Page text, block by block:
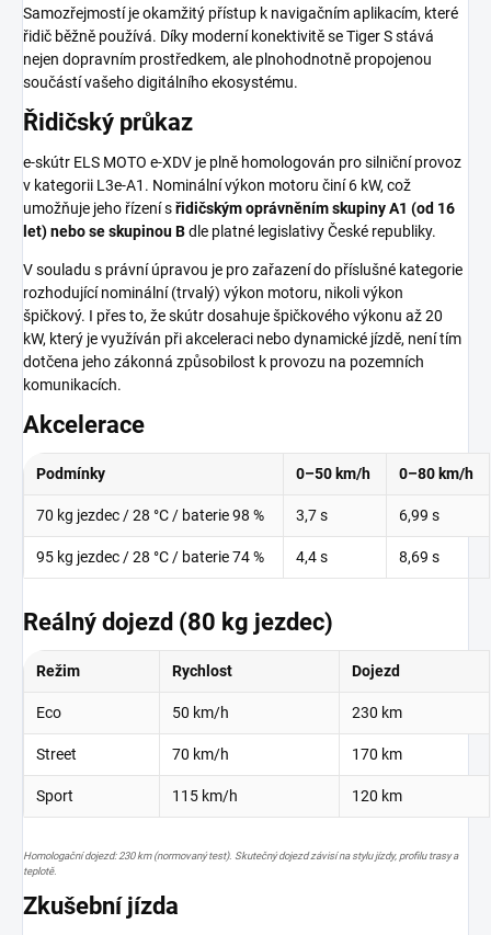
Samozřejmostí je okamžitý přístup k navigačním aplikacím, které
řidič běžně používá. Díky moderní konektivitě se Tiger S stává
nejen dopravním prostředkem, ale plnohodnotně propojenou
součástí vašeho digitálního ekosystému.
Řidičský průkaz
e-skútr ELS MOTO e-XDV je plně homologován pro silniční provoz
v kategorii L3e-A1. Nominální výkon motoru činí 6 kW, což
umožňuje jeho řízení sřidičským oprávněním skupiny A1 (od 16
let) nebo se skupinou Bdle platné legislativy České republiky.
V souladu s právní úpravou je pro zařazení do příslušné kategorie
rozhodující nominální (trvalý) výkon motoru, nikoli výkon
špičkový. I přes to, že skútr dosahuje špičkového výkonu až 20
kW, který je využíván při akceleraci nebo dynamické jízdě, není tím
dotčena jeho zákonná způsobilost k provozu na pozemních
komunikacích.
Akcelerace
Podmínky 0–50 km/h 0–80 km/h
70 kg jezdec / 28 °C / baterie 98 % 3,7 s 6,99 s
95 kg jezdec / 28 °C / baterie 74 % 4,4 s 8,69 s
Reálný dojezd (80 kg jezdec)
Režim Rychlost Dojezd
Eco 50 km/h 230 km
Street 70 km/h 170 km
Sport 115 km/h 120 km
Homologační dojezd: 230 km (normovaný test). Skutečný dojezd závisí na stylu jízdy, profilu trasy a
teplotě.
Zkušební jízda